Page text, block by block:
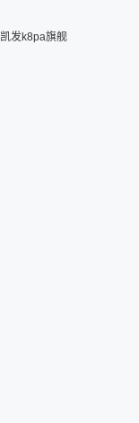
凯发k8pa旗舰